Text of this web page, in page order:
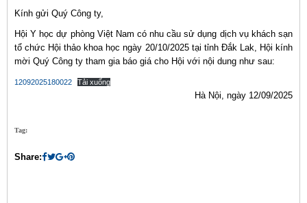
Kính gửi Quý Công ty,
Hội Y học dự phòng Việt Nam có nhu cầu sử dụng dịch vụ khách sạn
tổ chức Hội thảo khoa học ngày 20/10/2025 tại tỉnh Đắk Lak, Hội kính
mời Quý Công ty tham gia báo giá cho Hội với nội dung như sau:
12092025180022 Tải xuống
Hà Nội, ngày 12/09/2025
Tag:
Share: